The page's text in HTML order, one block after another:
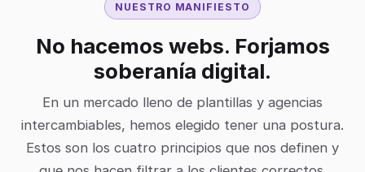
NUESTRO MANIFIESTO
No hacemos webs. Forjamos
soberanía digital.
En un mercado lleno de plantillas y agencias
intercambiables, hemos elegido tener una postura.
Estos son los cuatro principios que nos definen y